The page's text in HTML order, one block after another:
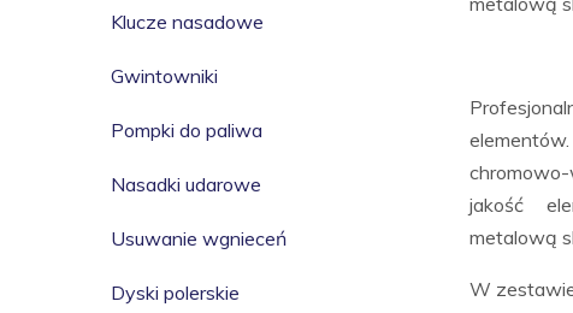
Klucze nasadowe
Gwintowniki
Pompki do paliwa
Nasadki udarowe
Usuwanie wgnieceń
Dyski polerskie
jakość
metalową
W